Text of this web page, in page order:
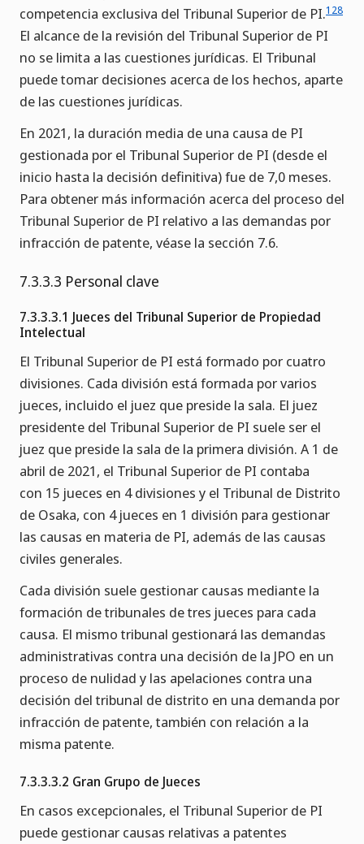
competencia exclusiva del Tribunal Superior de PI.128
El alcance de la revisión del Tribunal Superior de PI
no se limita a las cuestiones jurídicas. El Tribunal
puede tomar decisiones acerca de los hechos, aparte
de las cuestiones jurídicas.
En 2021, la duración media de una causa de PI
gestionada por el Tribunal Superior de PI (desde el
inicio hasta la decisión definitiva) fue de 7,0 meses.
Para obtener más información acerca del proceso del
Tribunal Superior de PI relativo a las demandas por
infracción de patente, véase la sección 7.6.
7.3.3.3 Personal clave
7.3.3.3.1 Jueces del Tribunal Superior de Propiedad
Intelectual
El Tribunal Superior de PI está formado por cuatro
divisiones. Cada división está formada por varios
jueces, incluido el juez que preside la sala. El juez
presidente del Tribunal Superior de PI suele ser el
juez que preside la sala de la primera división. A 1 de
abril de 2021, el Tribunal Superior de PI contaba
con 15 jueces en 4 divisiones y el Tribunal de Distrito
de Osaka, con 4 jueces en 1 división para gestionar
las causas en materia de PI, además de las causas
civiles generales.
Cada división suele gestionar causas mediante la
formación de tribunales de tres jueces para cada
causa. El mismo tribunal gestionará las demandas
administrativas contra una decisión de la JPO en un
proceso de nulidad y las apelaciones contra una
decisión del tribunal de distrito en una demanda por
infracción de patente, también con relación a la
misma patente.
7.3.3.3.2 Gran Grupo de Jueces
En casos excepcionales, el Tribunal Superior de PI
puede gestionar causas relativas a patentes